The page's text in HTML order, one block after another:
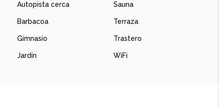
Autopista cerca
Barbacoa
Gimnasio
Jardín
Sauna
Terraza
Trastero
WiFi